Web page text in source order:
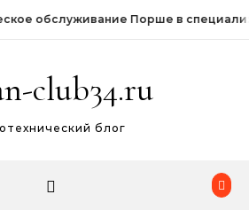
обслуживание Порше в
club34.ru
блог